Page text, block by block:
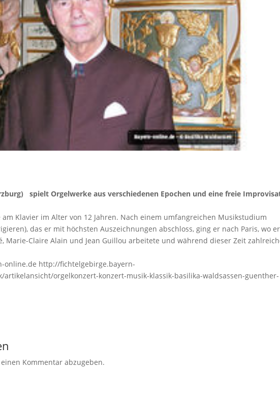
spielt Orgelwerke aus verschiedenen Epochen und eine freie
Klavier im Alter von 12 Jahren. Nach einem umfangreichen Musikstudium
das er mit höchsten Auszeichnungen abschloss, ging er nach Paris, wo er
Marie-Claire Alain und Jean Guillou arbeitete und während dieser Zeit
online.de http://fichtelgebirge.bayern-
orgelkonzert-konzert-musik-klassik-basilika-waldsassen-guenther-
Kommentar abzugeben.